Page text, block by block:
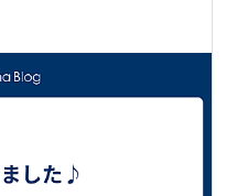
最高の仲間と、虎視眈